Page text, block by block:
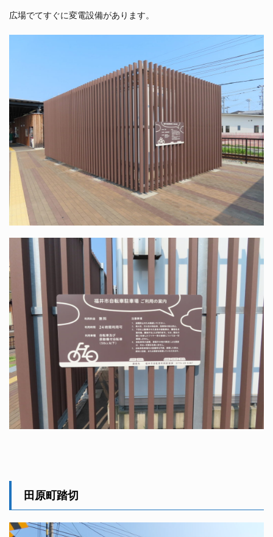
広場でてすぐに変電設備があります。
田原町踏切